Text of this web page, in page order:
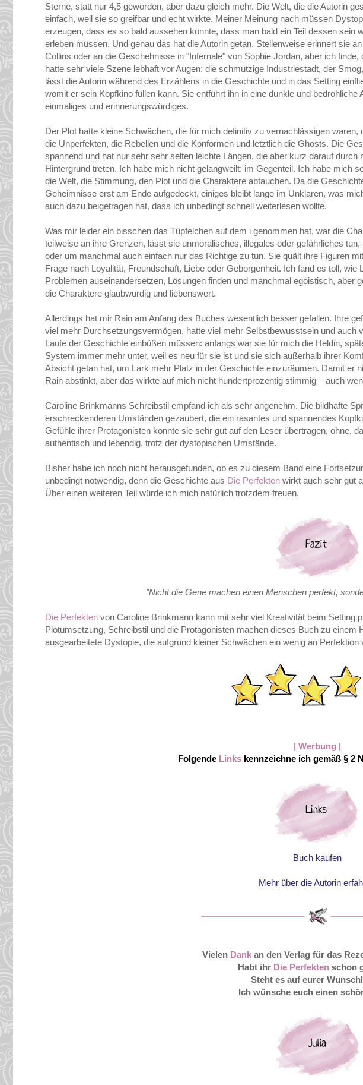
Sterne, statt nur 4,5 geworden, aber dazu gleich mehr. Die Welt, die die Autorin
einfach, weil sie so greifbar und echt wirkte. Meiner Meinung nach müssen
erzeugen, dass es so bald aussehen könnte, dass man bald ein Teil dessen sein
erleben müssen. Und genau das hat die Autorin getan. Stellenweise erinnert sie
Collins oder an die Geschehnisse in "Infernale" von Sophie Jordan, aber ich
hatte sehr viele Szene lebhaft vor Augen: die schmutzige Industriestadt, der
lässt die Autorin während des Erzählens in die Geschichte und in das Setting
womit er sein Kopfkino füllen kann. Sie entführt ihn in eine dunkle und
einmaliges und erinnerungswürdiges.
Der Plot hatte kleine Schwächen, die für mich definitiv zu vernachlässigen
die Unperfekten, die Rebellen und die Konformen und letztlich die Ghosts. Die
spannend und hat nur sehr sehr selten leichte Längen, die aber kurz darauf durch
Hintergrund treten. Ich habe mich nicht gelangweilt: im Gegenteil. Ich habe mich
die Welt, die Stimmung, den Plot und die Charaktere abtauchen. Da die
Geheimnisse erst am Ende aufgedeckt, einiges bleibt lange im Unklaren, was
auch dazu beigetragen hat, dass ich unbedingt schnell weiterlesen wollte.
Was mir leider ein bisschen das Tüpfelchen auf dem i genommen hat, war die
teilweise an ihre Grenzen, lässt sie unmoralisches, illegales oder gefährliches
oder um manchmal auch einfach nur das Richtige zu tun. Sie quält ihre Figuren
Frage nach Loyalität, Freundschaft, Liebe oder Geborgenheit. Ich fand es toll,
Problemen auseinandersetzen, Lösungen finden und manchmal egoistisch, aber
die Charaktere glaubwürdig und liebenswert.
Allerdings hat mir Rain am Anfang des Buches wesentlich besser gefallen. Ihre
viel mehr Durchsetzungsvermögen, hatte viel mehr Selbstbewusstsein und auch
Laufe der Geschichte einbüßen müssen: anfangs war sie für mich die Heldin,
System immer mehr unter, weil es neu für sie ist und sie sich außerhalb ihrer
Absicht getan hat, um Lark mehr Platz in der Geschichte einzuräumen. Damit er
Rain abstinkt, aber das wirkte auf mich nicht hundertprozentig stimmig – auch
Caroline Brinkmanns Schreibstil empfand ich als sehr angenehm. Die bildhafte
erschreckenderen Umständen gezaubert, die ein rasantes und spannendes
Gefühle ihrer Protagonisten konnte sie sehr gut auf den Leser übertragen, ohne,
authentisch und lebendig, trotz der dystopischen Umstände.
Bisher habe ich noch nicht herausgefunden, ob es zu diesem Band eine
unbedingt notwendig, denn die Geschichte aus Die Perfekten wirkt auch sehr gut
Über einen weiteren Teil würde ich mich natürlich trotzdem freuen.
"Nicht die Gene machen einen Menschen perfekt,
Die Perfekten von Caroline Brinkmann kann mit sehr viel Kreativität beim Setting
Plotumsetzung, Schreibstil und die Protagonisten machen dieses Buch zu einem
ausgearbeitete Dystopie, die aufgrund kleiner Schwächen ein wenig an Perfektion
| Werbung |
Folgende Links kennzeichne ich gemäß § 2
Buch kaufen
Mehr über die Autorin
Vielen Dank an den Verlag für das
Habt ihr Die Perfekten schon
Steht es auf eurer
Ich wünsche euch einen